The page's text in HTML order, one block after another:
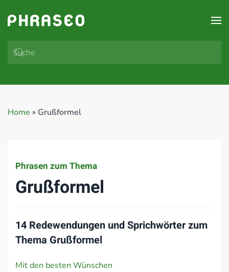
Zum Hauptinhalt springen
Home » Grußformel
Phrasen zum Thema
Grußformel
14 Redewendungen und Sprichwörter zum
Thema Grußformel
Mit den besten Wünschen